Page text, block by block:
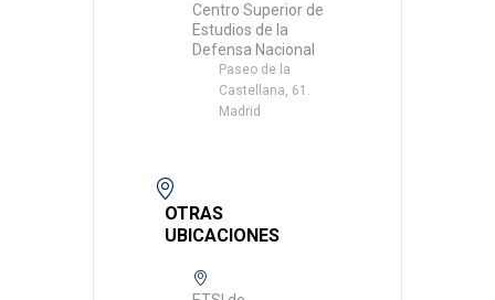
Centro Superior de
Estudios de la
Defensa Nacional
Paseo de la
Castellana, 61.
Madrid
OTRAS
UBICACIONES